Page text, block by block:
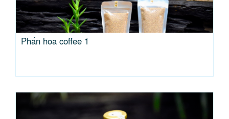
Phấn hoa coffee 1